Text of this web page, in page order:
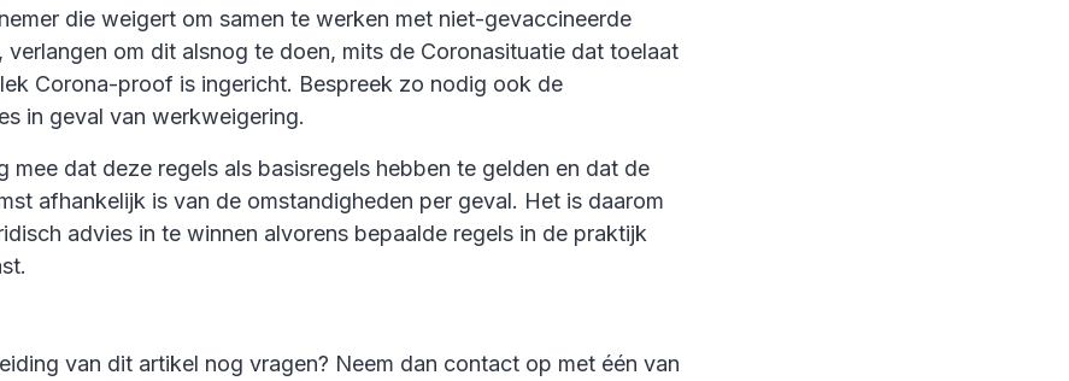
die weigert om samen te werken met niet-gevaccineerde
verlangen om dit alsnog te doen, mits de Coronasituatie dat toelaat
Corona-proof is ingericht. Bespreek zo nodig ook de
in geval van werkweigering.
mee dat deze regels als basisregels hebben te gelden en dat de
afhankelijk is van de omstandigheden per geval. Het is daarom
advies in te winnen alvorens bepaalde regels in de praktijk
van dit artikel nog vragen? Neem dan contact op met één van